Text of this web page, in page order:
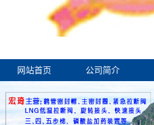
网站首页 公司简介